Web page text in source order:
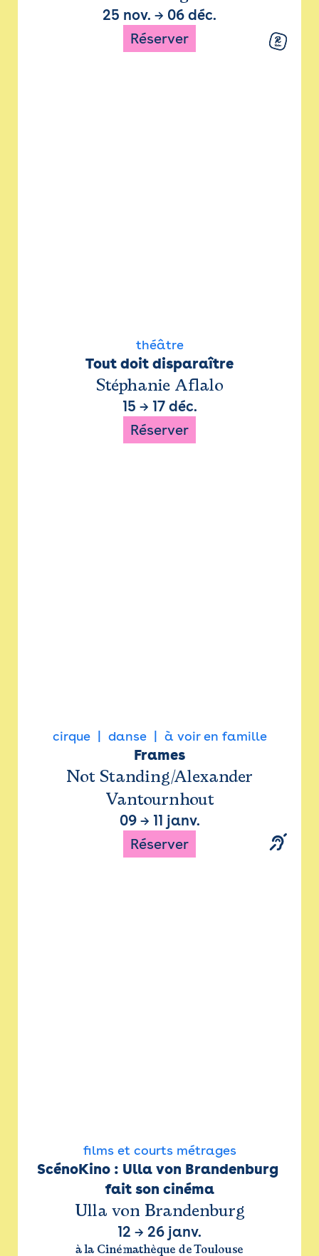
25 nov. → 06 déc.
Réserver
théâtre
Tout doit disparaître
Stéphanie Aflalo
15 → 17 déc.
Réserver
cirque danse à voir en famille
Frames
Not Standing/Alexander
Vantournhout
09→ 11 janv.
Réserver
films et courts métrages
ScénoKino : Ulla von Brandenburg
fait son cinéma
Ulla von Brandenburg
12 → 26 janv.
à la Cinémathèque de Toulouse